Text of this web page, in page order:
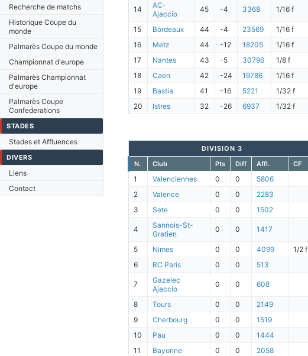
Recherche de matchs
Historique Coupe du
monde
Palmarès Coupe du monde
Championnat d'europe
Palmarès Championnat
d'europe
Palmarès Coupe
Confederations
STADES
Stades et Affluences
DIVERS
Liens
Contact
14
AC-
Ajaccio
45 -4 3368 1/16 f
15 Bordeaux 44 -4 23569
1/16 f
16
Metz 44 -12 18205
1/16 f
17
Nantes 43 -5 30796
1/8 f
18
Caen 42 -24 19786
1/16 f
19
Bastia 41 -16 5221
1/32 f
20
Istres 32 -26 6937 1/32 f
DIVISION 3
N.
Club Pts Diff Affl. CF
1 Valenciennes 0 0
5806
2
Valence 0 0
2283
3
Sete 0 0 1502
4
Sannois-St-
Gratien
0 0 1417
5 Nimes 0 0 4099
1/2 f
6
RC Paris 0 0 513
7
Gazelec
Ajaccio
0 0 608
8 Tours 0 0
2149
9
Cherbourg 0 0
1519
10
Pau 0 0
1444
11
Bayonne 0 0 2058